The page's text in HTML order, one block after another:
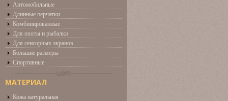
Автомобильные
Длинные перчатки
Комбинированные
Для охоты и рыбалки
Для сенсорных экранов
Большие размеры
Спортивные
МАТЕРИАЛ
Кожа натуральная